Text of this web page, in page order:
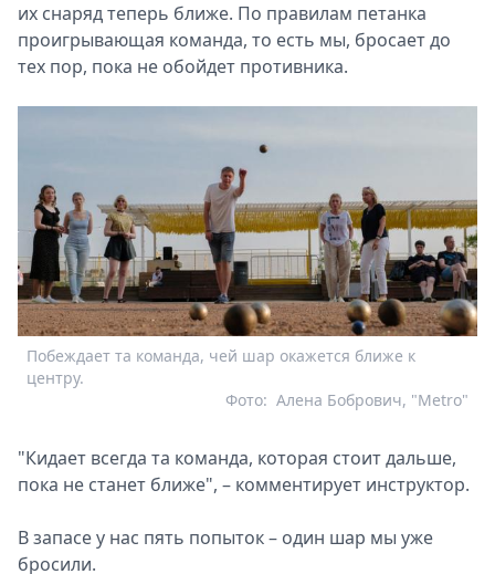
их снаряд теперь ближе. По правилам петанка
проигрывающая команда, то есть мы, бросает до
тех пор, пока не обойдет противника.
Побеждает та команда, чей шар окажется ближе к
центру.
Алена Бобрович, "Metro"
Фото:
"Кидает всегда та команда, которая стоит дальше,
пока не станет ближе", – комментирует инструктор.
В запасе у нас пять попыток – один шар мы уже
бросили.